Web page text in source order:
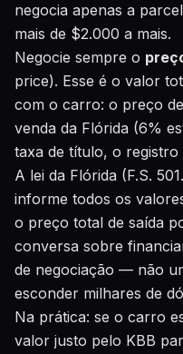
negocia apenas a
mais de $2.000 a mais.
Negocie sempre o
price). Esse é o valor
com o carro: o preço
venda da Flórida (6%
taxa de título, o registro
A lei da Flórida (F.S.
informe todos os
o preço total de saída
conversa sobre
de negociação — não
esconder milhares de
Na prática: se o carro
valor justo pelo KBB